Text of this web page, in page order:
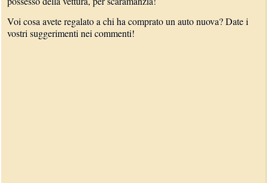
Voi cosa avete regalato a chi ha comprato un auto nuova? Date i
vostri suggerimenti nei commenti!